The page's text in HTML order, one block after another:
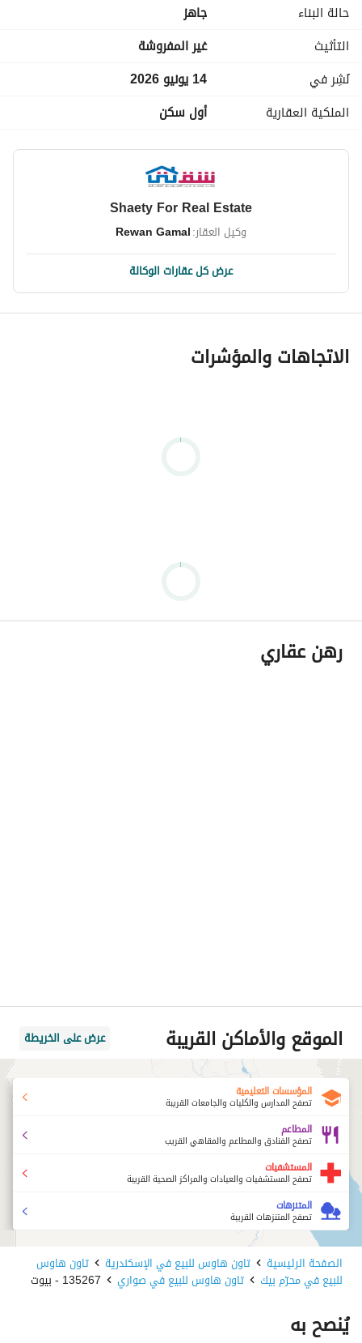
حالة البناء
جاهز
التأثيث
غير المفروشة
نُشِر في
14 يونيو 2026
الملكية العقارية
أول سكن
Shaety For Real Estate
وكيل العقار:Rewan Gamal
عرض كل عقارات الوكالة
الاتجاهات والمؤشرات
رهن عقاري
الموقع والأماكن القريبة عرض على الخريطة
المؤسسات التعليمية
تصفح المدارس والكليات والجامعات القريبة
المطاعم
تصفح الفنادق والمطاعم والمقاهي القريب
المستشفيات
تصفح المستشفيات والعيادات والمراكز الصحية القريبة
المتنزهات
تصفح المتنزهات القريبة
الصفحة الرئيسية تاون هاوس للبيع في الإسكندرية تاون هاوس
للبيع في محرّم بيك تاون هاوس للبيع في صواري 135267 - بيوت
يُنصح به